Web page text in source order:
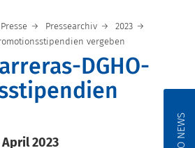
Presse Pressearchiv
2023
vergeben
DGHO-
2023